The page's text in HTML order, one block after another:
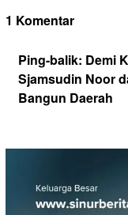
1 Komentar
Ping-balik: Demi
Sjamsudin Noor
Bangun Daerah